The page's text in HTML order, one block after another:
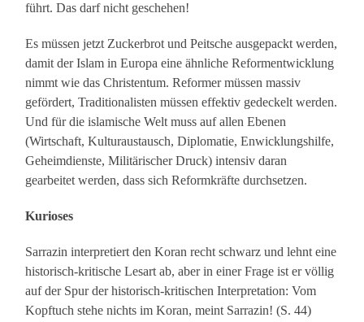
führt. Das darf nicht geschehen!
Es müssen jetzt Zuckerbrot und Peitsche ausgepackt werden,
damit der Islam in Europa eine ähnliche Reformentwicklung
nimmt wie das Christentum. Reformer müssen massiv
gefördert, Traditionalisten müssen effektiv gedeckelt werden.
Und für die islamische Welt muss auf allen Ebenen
(Wirtschaft, Kulturaustausch, Diplomatie, Enwicklungshilfe,
Geheimdienste, Militärischer Druck) intensiv daran
gearbeitet werden, dass sich Reformkräfte durchsetzen.
Kurioses
Sarrazin interpretiert den Koran recht schwarz und lehnt eine
historisch-kritische Lesart ab, aber in einer Frage ist er völlig
auf der Spur der historisch-kritischen Interpretation: Vom
Kopftuch stehe nichts im Koran, meint Sarrazin! (S. 44)